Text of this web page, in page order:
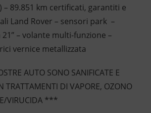
– 89.851 km certificati, garantiti e
Land Rover – sensori park –
– volante multi-funzione –
vernice metallizzata
AUTO SONO SANIFICATE E
TRATTAMENTI DI VAPORE, OZONO
VIRUCIDA ***